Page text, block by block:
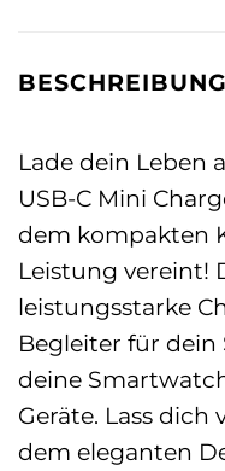
BESCHREIBUNG
Lade dein Leben
USB-C Mini
dem kompakten
Leistung vereint!
leistungsstarke
Begleiter für dein
deine
Geräte. Lass dich
dem eleganten